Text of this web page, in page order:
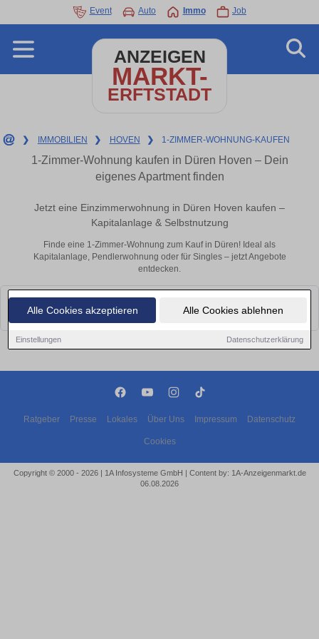
Alle Cookies akzeptieren Alle Cookies ablehnen
Einstellungen Datenschutzerklärung
Event Auto Immo Job
ANZEIGEN
MARKT-
ERFTSTADT
❯ IMMOBILIEN ❯ HOVEN ❯ 1-ZIMMER-WOHNUNG-KAUFEN
1-Zimmer-Wohnung kaufen in Düren Hoven – Dein
eigenes Apartment finden
Jetzt eine Einzimmerwohnung in Düren Hoven kaufen –
Kapitalanlage & Selbstnutzung
Finde eine 1-Zimmer-Wohnung zum Kauf in Düren! Ideal als
Kapitalanlage, Pendlerwohnung oder für Singles – jetzt Angebote
entdecken.
Leider konnten wir derzeit keine passenden Objekte finden. Schauen Sie
bald wieder vorbei!
Ratgeber Presse Lokales Über Uns Impressum Datenschutz
Cookies
Copyright © 2000 - 2026 | 1A Infosysteme GmbH | Content by: 1A-Anzeigenmarkt.de
06.08.2026